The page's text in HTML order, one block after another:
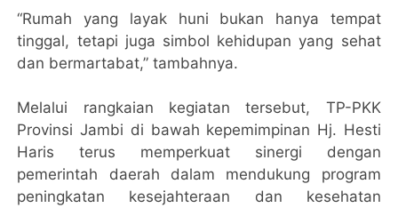
“Rumah yang layak huni bukan hanya tempat
tinggal, tetapi juga simbol kehidupan yang sehat
dan bermartabat,” tambahnya.
Melalui rangkaian kegiatan tersebut, TP-PKK
Provinsi Jambi di bawah kepemimpinan Hj. Hesti
Haris terus memperkuat sinergi dengan
pemerintah daerah dalam mendukung program
peningkatan kesejahteraan dan kesehatan